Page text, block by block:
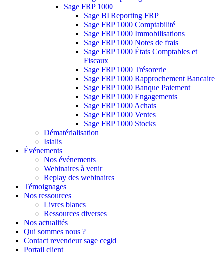
Sage FRP 1000
Sage BI Reporting FRP
Sage FRP 1000 Comptabilité
Sage FRP 1000 Immobilisations
Sage FRP 1000 Notes de frais
Sage FRP 1000 États Comptables et
Fiscaux
Sage FRP 1000 Trésorerie
Sage FRP 1000 Rapprochement Bancaire
Sage FRP 1000 Banque Paiement
Sage FRP 1000 Engagements
Sage FRP 1000 Achats
Sage FRP 1000 Ventes
Sage FRP 1000 Stocks
Dématérialisation
Isialis
Événements
Nos événements
Webinaires à venir
Replay des webinaires
Témoignages
Nos ressources
Livres blancs
Ressources diverses
Nos actualités
Qui sommes nous ?
Contact revendeur sage cegid
Portail client